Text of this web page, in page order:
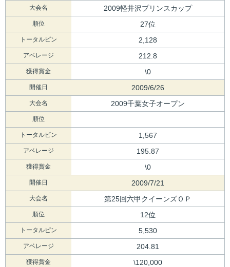
大会名 2009軽井沢プリンスカップ
順位 27位
トータルピン 2,128
アベレージ 212.8
獲得賞金 \0
開催日 2009/6/26
大会名 2009千葉女子オープン
順位
トータルピン 1,567
アベレージ 195.87
獲得賞金 \0
開催日 2009/7/21
大会名 第25回六甲クイーンズＯＰ
順位 12位
トータルピン 5,530
アベレージ 204.81
獲得賞金 \120,000